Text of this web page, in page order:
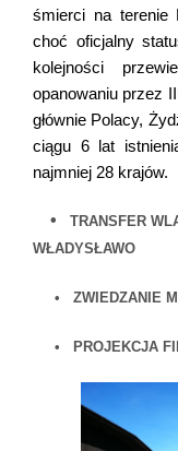
śmierci na terenie
choć oficjalny
kolejności
opanowaniu przez
głównie Polacy,
ciągu 6 lat
najmniej 28 krajów.
•
TRANSFER
WŁADYSŁAWO
• ZWIEDZANIE
• PROJEKCJA